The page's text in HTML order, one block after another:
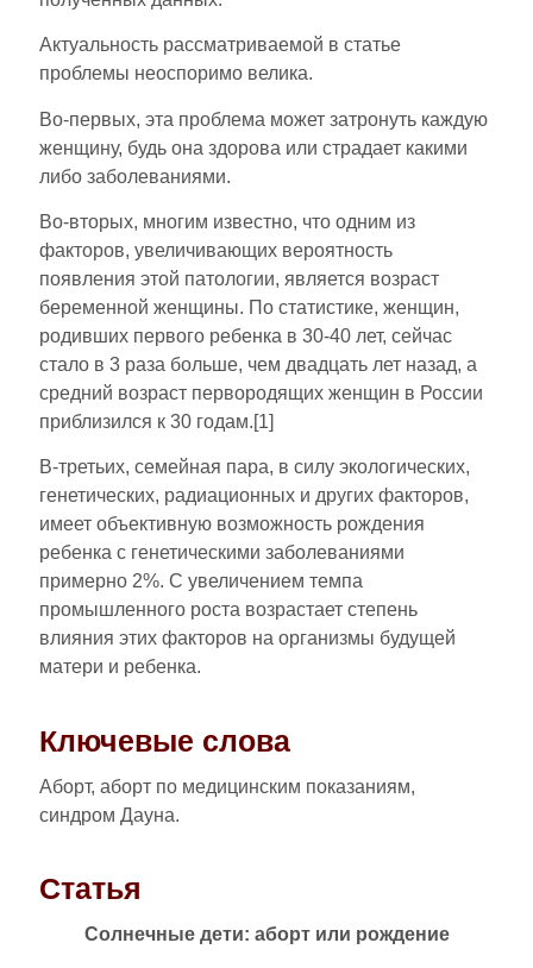
Актуальность рассматриваемой в статье
проблемы неоспоримо велика.
Во-первых, эта проблема может затронуть каждую
женщину, будь она здорова или страдает какими
либо заболеваниями.
Во-вторых, многим известно, что одним из
факторов, увеличивающих вероятность
появления этой патологии, является возраст
беременной женщины. По статистике, женщин,
родивших первого ребенка в 30-40 лет, сейчас
стало в 3 раза больше, чем двадцать лет назад, а
средний возраст первородящих женщин в России
приблизился к 30 годам.[1]
В-третьих, семейная пара, в силу экологических,
генетических, радиационных и других факторов,
имеет объективную возможность рождения
ребенка с генетическими заболеваниями
примерно 2%. С увеличением темпа
промышленного роста возрастает степень
влияния этих факторов на организмы будущей
матери и ребенка.
Ключевые слова
Аборт, аборт по медицинским показаниям,
синдром Дауна.
Статья
Солнечные дети: аборт или рождение